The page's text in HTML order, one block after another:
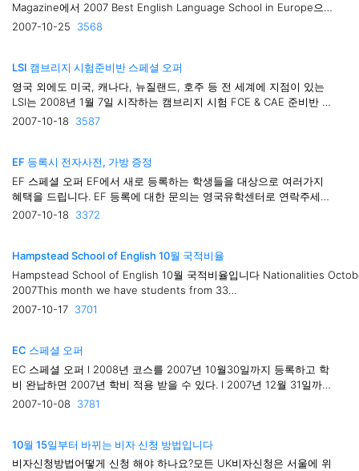
Magazine에서 2007 Best English Language School in Europe으로
선정되었습니다. 이를 축하하기 위해 CES/Swandean School of
2007-10-25 3568
LSI 캠브리지 시험준비반 스페셜 오퍼
영국 외에도 미국, 캐나다, 뉴질랜드, 호주 등 전 세계에 지점이 있는
LSI는 2008년 1월 7일 시작하는 캠브리지 시험 FCE & CAE 준비반 과
정에 대해 스페셜 오퍼를 제공합니다. LSI - LSI 런던 센트럴 – FCE &
2007-10-18 3587
EF 등록시 전자사전, 가방 증정
EF 스페셜 오퍼 EF에서 새로 등록하는 학생들을 대상으로 여러가지
혜택을 드립니다. EF 등록에 대한 문의는 영국유학센터로 연락주세요.
* ILS(자유과정 Promotion 안내)대상 : EF ILS 12주 이상 등록기간 :
2007-10-18 3372
Hampstead School of English 10월 국적비율
Hampstead School of English 10월 국적비율입니다 Nationalities
2007This month we have students from 33
countries:AngolaAustriaBrazilChinaColombiaCroatiaCzech
ArabiaSlovakiaSpainSud..
2007-10-17 3701
EC 스페셜 오퍼
EC 스페셜 오퍼 l 2008년 코스를 2007년 10월30일까지 등록하고 학
비 완납하면 2007년 학비 적용 받을 수 있다. l 2007년 12월 31일까지
2008년 코스를 등록시 장학혜택-28주 신청시 24주 학비만 지불 4주
2007-10-08 3781
10월 15일부터 바뀌는 비자 신청 방법입니다
비자신청방법어떻게 신청 해야 하나요?모든 UK비자신청은 서울에 위